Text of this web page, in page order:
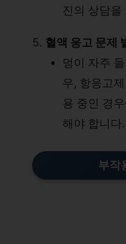
진의 상담을
혈액 응고 문제
멍이 자주
우, 항응고
용 중인 경
해야 합니다.
부작